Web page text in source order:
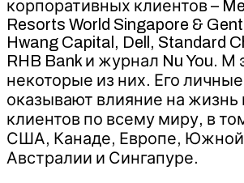
корпоративных клиентов –
Resorts World Singapore &
Hwang Capital, Dell, Standard
RHB Bank и журнал Nu You. М
некоторые из них. Его
оказывают влияние на
клиентов по всему миру, в
США, Канаде, Европе,
Австралии и Сингапуре.